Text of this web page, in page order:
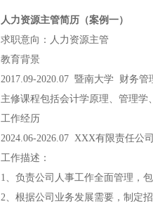
人力资源主管简历（案例一）
求职意向：人力资源主管
教育背景
2017.09-2020.07 暨南大学 财务
主修课程包括会计学原理、管理
工作经历
2024.06-2026.07 XXX有限责任公
工作描述：
1、负责公司人事工作全面管理，
2、根据公司业务发展需要，制定